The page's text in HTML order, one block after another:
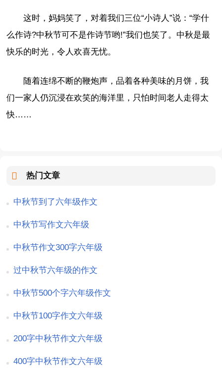
这时，妈妈笑了，对着我们三位“小诗人”说：“学什
么作诗?中秋节可不是作诗节哟!”我们也笑了。中秋是最
快乐的时光，令人欢喜无忧。
随着连绵不断的鞭炮声，品着各种美味的月饼，我
们一家人仍沉浸在欢笑的海洋里，只怕时间老人走得太
快……
热门文章
中秋节到了六年级作文
中秋节写作文六年级
中秋节作文300字六年级
过中秋节六年级的作文
中秋节500个字六年级作文
中秋节100字作文六年级
200字中秋节作文六年级
400字中秋节作文六年级